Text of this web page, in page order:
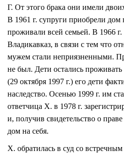
Г. От этого брака они имели
В 1961 г. супруги приобрели дом
проживали всей семьей. В 1966
Владикавказ, в связи с тем что
мужем стали неприязненными.
не был. Дети остались
(29 октября 1997 г.) его дети
наследство. Осенью 1999 г. им
ответчица Х. в 1978 г.
и, получив свидетельство о
дом на себя.
Х. обратилась в суд со